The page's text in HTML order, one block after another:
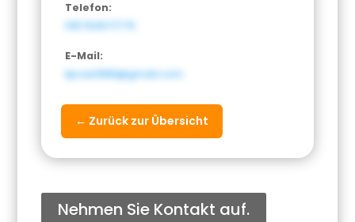
Telefon:
015784571775
E-Mail:
lipcse1986@gmail.com
← Zurück zur Übersicht
Nehmen Sie Kontakt auf.